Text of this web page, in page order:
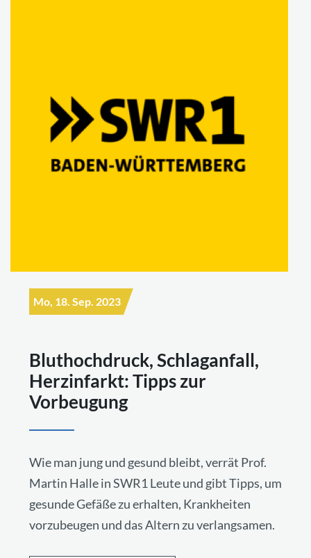
Mo, 18. Sep. 2023
Bluthochdruck, Schlaganfall,
Herzinfarkt: Tipps zur
Vorbeugung
Wie man jung und gesund bleibt, verrät Prof.
Martin Halle in SWR1 Leute und gibt Tipps, um
gesunde Gefäße zu erhalten, Krankheiten
vorzubeugen und das Altern zu verlangsamen.